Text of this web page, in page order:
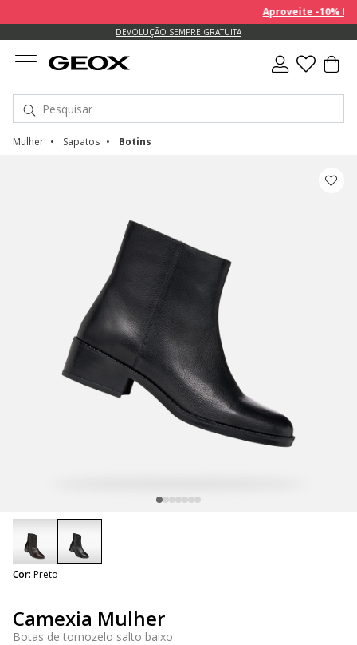
Aproveite -10%
DEVOLUÇÃO SEMPRE GRATUITA
Mulher Sapatos Botins
Camexia Mulher
Botas de tornozelo salto baixo
Cor: Preto